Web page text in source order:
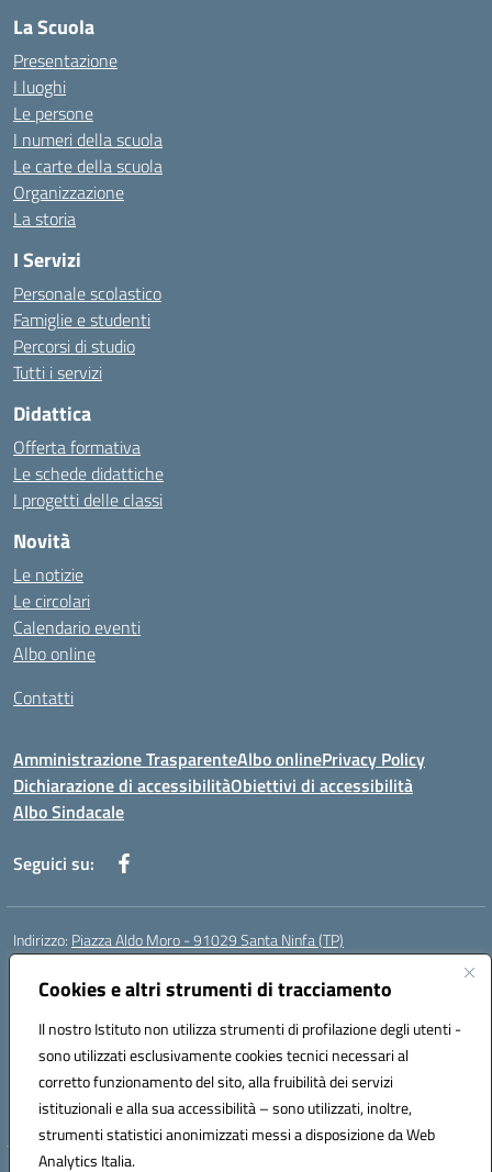
Cookies e altri strumenti di tracciamento
Il nostro Istituto non utilizza strumenti di profilazione degli utenti -
sono utilizzati esclusivamente cookies tecnici necessari al
corretto funzionamento del sito, alla fruibilità dei servizi
istituzionali e alla sua accessibilità – sono utilizzati, inoltre,
strumenti statistici anonimizzati messi a disposizione da Web
Analytics Italia.
La Scuola
Presentazione
I luoghi
Le persone
I numeri della scuola
Le carte della scuola
Organizzazione
La storia
I Servizi
Personale scolastico
Famiglie e studenti
Percorsi di studio
Tutti i servizi
Didattica
Offerta formativa
Le schede didattiche
I progetti delle classi
Novità
Le notizie
Le circolari
Calendario eventi
Albo online
Contatti
Amministrazione TrasparenteAlbo onlinePrivacy Policy
Dichiarazione di accessibilitàObiettivi di accessibilità
Albo Sindacale
Seguici su:
Indirizzo: Piazza Aldo Moro - 91029 Santa Ninfa (TP)
Centralino:
Posta elettronica certificata (PEC):tpic807004@pec.istruzione.it
Codice fiscale: 81002070811
Codice meccanografico:TPIC807004
Codice Indice delle Pubbliche Amministrazioni (IPA): istsc_tpic807004
Codice unico di fatturazione (CUF): UFLMAN